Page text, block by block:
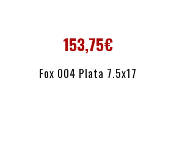
153,75€
Fox 004 Plata 7.5x17
AÑADIR AL CARRITO